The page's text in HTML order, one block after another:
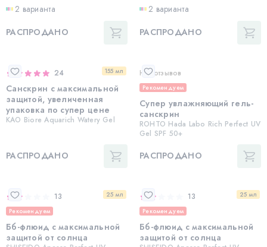
2 варианта
РАСПРОДАНО
2 варианта
РАСПРОДАНО
155 мл
24
Санскрин с максимальной
защитой, увеличенная
упаковка по супер цене
KAO Biore Aquarich Watery Gel
РАСПРОДАНО
Нет отзывов
Рекомендуем
Супер увлажняющий гель-
санскрин
ROHTO Hada Labo Rich Perfect UV
Gel SPF 50+
РАСПРОДАНО
25 мл
13
Рекомендуем
Бб-флюид с максимальной
защитой от солнца
25 мл
13
Рекомендуем
Бб-флюид с максимальной
защитой от солнца